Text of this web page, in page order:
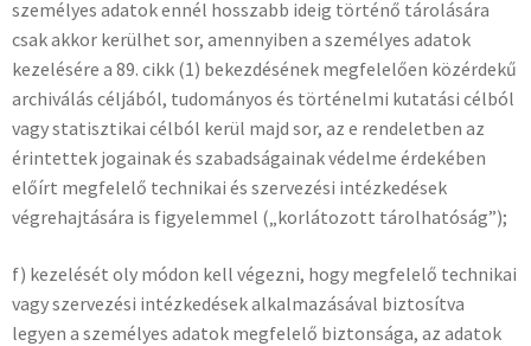
személyes adatok ennél hosszabb ideig történő tárolására
csak akkor kerülhet sor, amennyiben a személyes adatok
kezelésére a 89. cikk (1) bekezdésének megfelelően közérdekű
archiválás céljából, tudományos és történelmi kutatási célból
vagy statisztikai célból kerül majd sor, az e rendeletben az
érintettek jogainak és szabadságainak védelme érdekében
előírt megfelelő technikai és szervezési intézkedések
végrehajtására is figyelemmel („korlátozott tárolhatóság”);
f) kezelését oly módon kell végezni, hogy megfelelő technikai
vagy szervezési intézkedések alkalmazásával biztosítva
legyen a személyes adatok megfelelő biztonsága, az adatok